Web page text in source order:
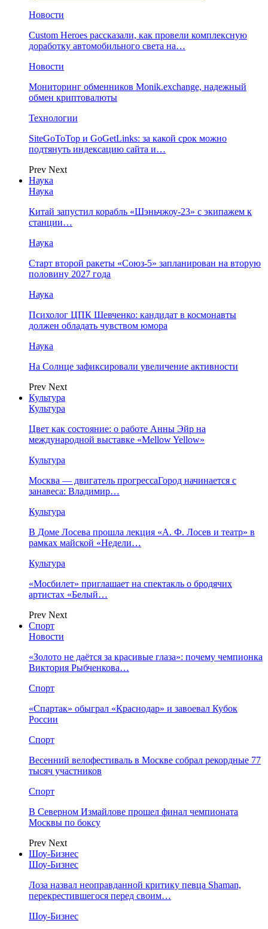
Новости
Custom Heroes рассказали, как провели комплексную
доработку автомобильного света на…
Новости
Мониторинг обменников Monik.exchange, надежный
обмен криптовалюты
Технологии
SiteGoToTop и GoGetLinks: за какой срок можно
подтянуть индексацию сайта и…
Prev Next
Наука
Наука
Китай запустил корабль «Шэньчжоу-23» с экипажем к
станции…
Наука
Старт второй ракеты «Союз-5» запланирован на вторую
половину 2027 года
Наука
Психолог ЦПК Шевченко: кандидат в космонавты
должен обладать чувством юмора
Наука
На Солнце зафиксировали увеличение активности
Prev Next
Культура
Культура
Цвет как состояние: о работе Анны Эйр на
международной выставке «Mellow Yellow»
Культура
Москва — двигатель прогрессаГород начинается с
занавеса: Владимир…
Культура
В Доме Лосева прошла лекция «А. Ф. Лосев и театр» в
рамках майской «Недели…
Культура
«Мосбилет» приглашает на спектакль о бродячих
артистах «Белый…
Prev Next
Спорт
Новости
«Золото не даётся за красивые глаза»: почему чемпионка
Виктория Рыбченкова…
Спорт
«Спартак» обыграл «Краснодар» и завоевал Кубок
России
Спорт
Весенний велофестиваль в Москве собрал рекордные 77
тысяч участников
Спорт
В Северном Измайлове прошел финал чемпионата
Москвы по боксу
Prev Next
Шоу-Бизнес
Шоу-Бизнес
Лоза назвал неоправданной критику певца Shaman,
перекрестившегося перед своим…
Шоу-Бизнес